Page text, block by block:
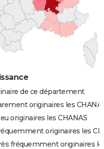
de ce département
originaires les
originaires les CHANAS
originaires les
fréquemment originaires